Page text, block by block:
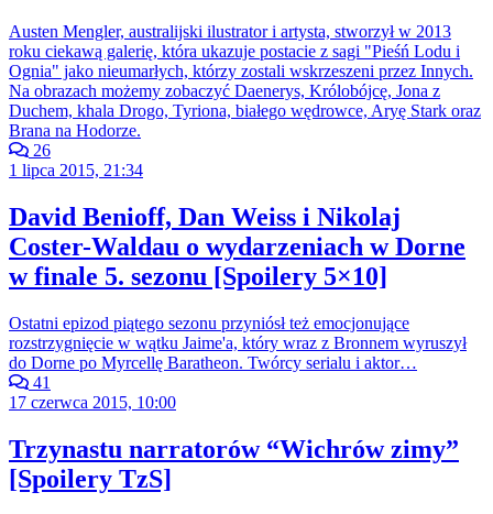
Austen Mengler, australijski ilustrator i artysta, stworzył w 2013
roku ciekawą galerię, która ukazuje postacie z sagi "Pieśń Lodu i
Ognia" jako nieumarłych, którzy zostali wskrzeszeni przez Innych.
Na obrazach możemy zobaczyć Daenerys, Królobójcę, Jona z
Duchem, khala Drogo, Tyriona, białego wędrowce, Aryę Stark oraz
Brana na Hodorze.
26
1 lipca 2015, 21:34
David Benioff, Dan Weiss i Nikolaj
Coster-Waldau o wydarzeniach w Dorne
w finale 5. sezonu [Spoilery 5×10]
Ostatni epizod piątego sezonu przyniósł też emocjonujące
rozstrzygnięcie w wątku Jaime'a, który wraz z Bronnem wyruszył
do Dorne po Myrcellę Baratheon. Twórcy serialu i aktor…
41
17 czerwca 2015, 10:00
Trzynastu narratorów “Wichrów zimy”
[Spoilery TzS]